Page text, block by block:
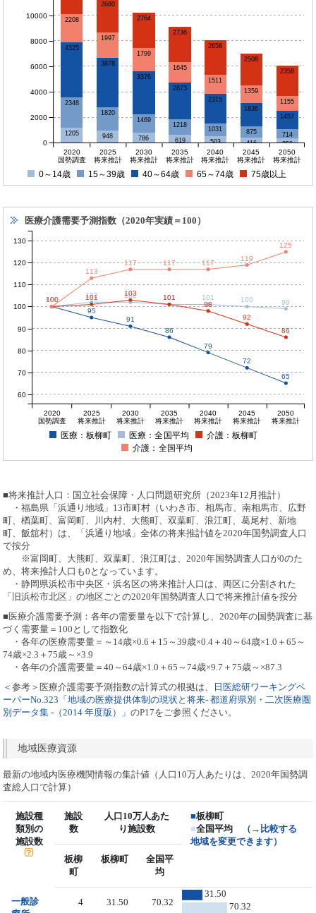
1205 948 786 619 503 416 350
2348
1820
1469
1218
1031 875 714
4325
3878
3376
2873
2315
1836
1457
2208
1997
1799
1645
1511
1359
1155
2680
2764
2736
2658
2508
2358
2020
国勢調査
2025
将来推計
2030
将来推計
2035
将来推計
2040
将来推計
2045
将来推計
2050
将来推計
0
2000
4000
6000
8000
10000
0～14歳 15～39歳 40～64歳 65～74歳 75歳以上
医療介護需要予測指数（2020年実績＝100）
100
95
91
86
79
72
65
100
102 102 101 101 100 99
100 101
103
101
98
92
86
100
113
117 117 117
119
125
2020
国勢調査
2025
将来推計
2030
将来推計
2035
将来推計
2040
将来推計
2045
将来推計
2050
将来推計
60
70
80
90
100
110
120
130
医療：板柳町 医療：全国平均
介護：板柳町
介護：全国平均
■将来推計人口：国立社会保障・人口問題研究所（2023年12月推計）
・福島県「浜通り地域」13市町村（いわき市、相馬市、南相馬市、広野
町、楢葉町、富岡町、川内村、大熊町、双葉町、浪江町、葛尾村、新地
町、飯舘村）は、「浜通り地域」全体の将来推計値を2020年国勢調査人口
で按分
※富岡町、大熊町、双葉町、浪江町は、2020年国勢調査人口が0のた
め、将来推計人口も0となっています。
・静岡県浜松市中央区・浜名区の将来推計人口は、両区に分割された
「旧浜松市北区」の地区ごとの2020年国勢調査人口で将来推計値を按分
■医療介護需要予測：各年の需要量を以下で計算し、2020年の国勢調査に基
づく需要量＝100として指数化
・各年の医療需要量＝～14歳×0.6＋15～39歳×0.4＋40～64歳×1.0＋65～
74歳×2.3＋75歳～×3.9
・各年の介護需要量＝40～64歳×1.0＋65～74歳×9.7＋75歳～×87.3
＜参考＞医療介護需要予測指数の計算式の根拠は、
日医総研ワーキングペ
ーパーNo.323「地域の医療提供体制の現状と将来- 都道府県別・二次医療圏
別データ集 -（2014 年度版）」のP17をご参照ください。
地域医療資源
最新の地域内医療機関情報の集計値（人口10万人あたりは、2020年国勢調
査総人口で計算）
施設種
類別の
施設数
施設
数
人口10万人あた
り施設数
■板柳町
■全国平均
（→比較する
地域を変更できます）
板柳
町
板柳町
全国平
均
一般診
4 31.50 70.32
31.50
70.32